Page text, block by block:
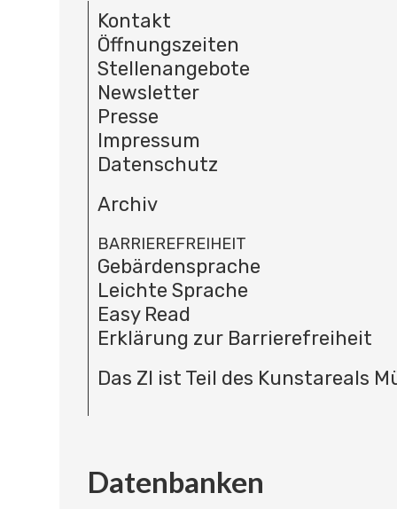
Kontakt
Öffnungszeiten
Stellenangebote
Newsletter
Presse
Impressum
Datenschutz
Archiv
BARRIEREFREIHEIT
Gebärdensprache
Leichte Sprache
Easy Read
Erklärung zur Barrierefreiheit
Das ZI ist Teil des Kunstareals
Datenbanken